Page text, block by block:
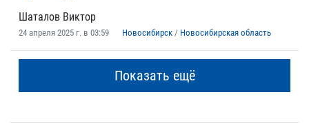
Шаталов Виктор
24 апреля 2025 г. в 03:59 Новосибирск / Новосибирская область
Показать ещё